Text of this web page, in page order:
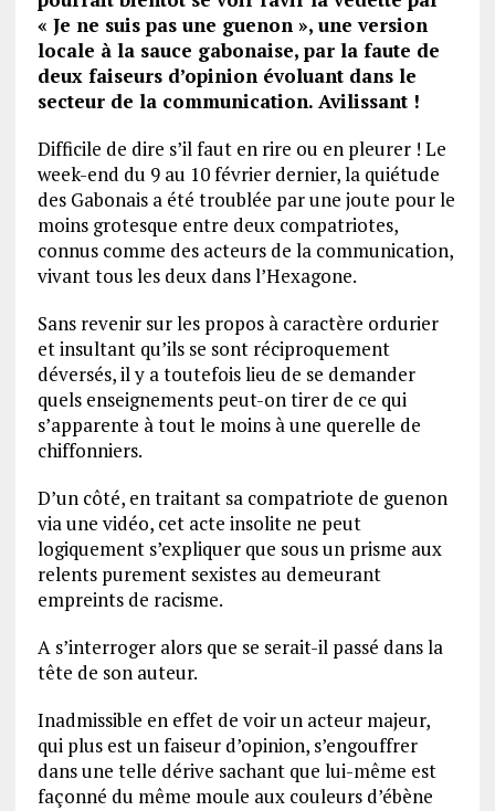
« Je ne suis pas une guenon », une version
locale à la sauce gabonaise, par la faute de
deux faiseurs d’opinion évoluant dans le
secteur de la communication. Avilissant !
Difficile de dire s’il faut en rire ou en pleurer ! Le
week-end du 9 au 10 février dernier, la quiétude
des Gabonais a été troublée par une joute pour le
moins grotesque entre deux compatriotes,
connus comme des acteurs de la communication,
vivant tous les deux dans l’Hexagone.
Sans revenir sur les propos à caractère ordurier
et insultant qu’ils se sont réciproquement
déversés, il y a toutefois lieu de se demander
quels enseignements peut-on tirer de ce qui
s’apparente à tout le moins à une querelle de
chiffonniers.
D’un côté, en traitant sa compatriote de guenon
via une vidéo, cet acte insolite ne peut
logiquement s’expliquer que sous un prisme aux
relents purement sexistes au demeurant
empreints de racisme.
A s’interroger alors que se serait-il passé dans la
tête de son auteur.
Inadmissible en effet de voir un acteur majeur,
qui plus est un faiseur d’opinion, s’engouffrer
dans une telle dérive sachant que lui-même est
façonné du même moule aux couleurs d’ébène